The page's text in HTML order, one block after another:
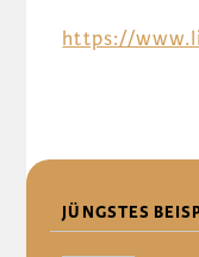
https://
JÜNGSTES